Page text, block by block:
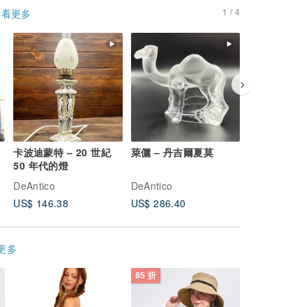
看更多 1 / 4
卡波迪蒙特 – 20 世紀
50 年代的燈
DeAntico
US$ 146.38
萊儷 – 丹吉爾夏莫
DeAntico
US$ 286.40
多
85 折